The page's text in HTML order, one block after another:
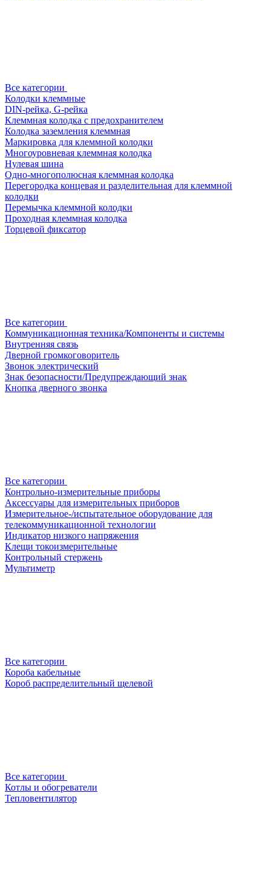
Все категории
Колодки клеммные
DIN-рейка, G-рейка
Клеммная колодка с предохранителем
Колодка заземления клеммная
Маркировка для клеммной колодки
Многоуровневая клеммная колодка
Нулевая шина
Одно-многополюсная клеммная колодка
Перегородка концевая и разделительная для клеммной
колодки
Перемычка клеммной колодки
Проходная клеммная колодка
Торцевой фиксатор
Все категории
Коммуникационная техника/Компоненты и системы
Внутренняя связь
Дверной громкоговоритель
Звонок электрический
Знак безопасности/Предупреждающий знак
Кнопка дверного звонка
Все категории
Контрольно-измерительные приборы
Аксессуары для измерительных приборов
Измерительное-/испытательное оборудование для
телекоммуникационной технологии
Индикатор низкого напряжения
Клещи токоизмерительные
Контрольный стержень
Мультиметр
Все категории
Короба кабельные
Короб распределительный щелевой
Все категории
Котлы и обогреватели
Тепловентилятор